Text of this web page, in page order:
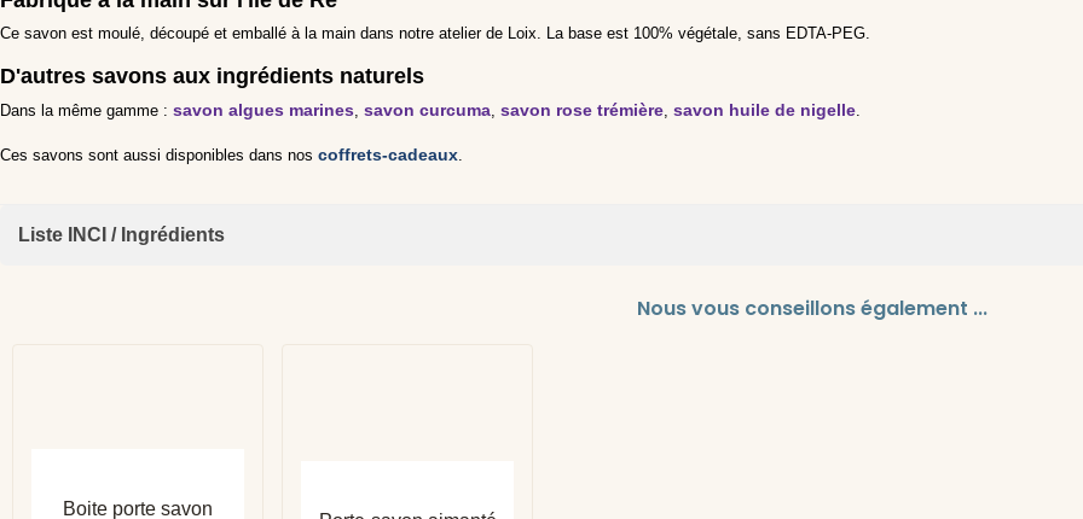
Ce savon est moulé, découpé et emballé à la main dans notre atelier de Loix. La base est 100% végétale, sans EDTA-PEG.
D'autres savons aux ingrédients naturels
Dans la même gamme : savon algues marines savon curcuma savon rose trémière savon huile de nigelle
Ces savons sont aussi disponibles dans nos coffrets-cadeaux
Liste INCI / Ingrédients
Sodium Palmate, Sodium Palm Kernelate, Aqua, Glycerin, Parfum, Butyrospermum Parkii Butter, Helianthus Annuus Seed Oil, Palm
Nous vous conseillons également ...
Boite porte savon